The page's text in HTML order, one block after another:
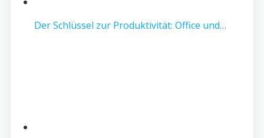
Der Schlüssel zur Produktivität: Office und…